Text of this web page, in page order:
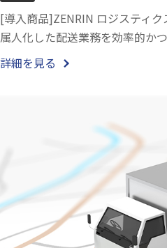
[導入商品]ZENRIN ロジスティク
属人化した配送業務を効率的か
詳細を見る